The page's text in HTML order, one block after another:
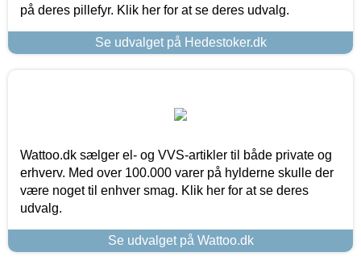
på deres pillefyr. Klik her for at se deres udvalg.
Se udvalget på Hedestoker.dk
Wattoo.dk sælger el- og VVS-artikler til både private og
erhverv. Med over 100.000 varer på hylderne skulle der
være noget til enhver smag. Klik her for at se deres
udvalg.
Se udvalget på Wattoo.dk